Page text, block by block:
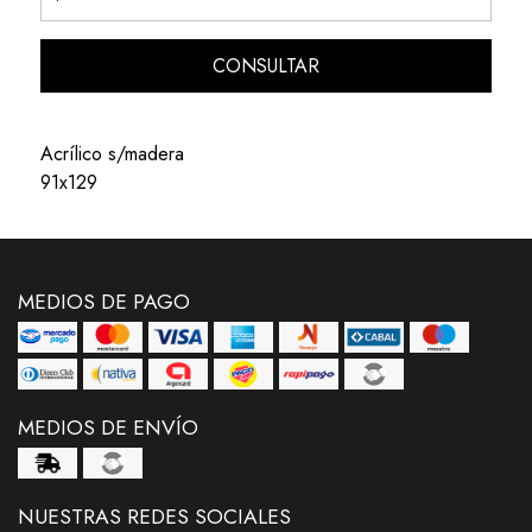
CONSULTAR
Acrílico s/madera
91x129
MEDIOS DE PAGO
MEDIOS DE ENVÍO
NUESTRAS REDES SOCIALES